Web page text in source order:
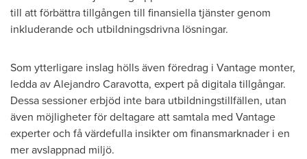
till att förbättra tillgången till finansiella tjänster genom
inkluderande och utbildningsdrivna lösningar.
Som ytterligare inslag hölls även föredrag i Vantage monter,
ledda av Alejandro Caravotta, expert på digitala tillgångar.
Dessa sessioner erbjöd inte bara utbildningstillfällen, utan
även möjligheter för deltagare att samtala med Vantage
experter och få värdefulla insikter om finansmarknader i en
mer avslappnad miljö.